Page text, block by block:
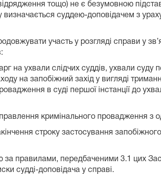
відрядження тощо) не є безумовною
визначається суддею-доповідачем з
участь у розгляді справи у
на ухвали слідчих суддів, ухвали суду
на запобіжний захід у вигляді
в суді першої інстанції до
кримінального провадження з
строку застосування
за правилами, передбаченими 3.1 цих
судді-доповідача у справі.